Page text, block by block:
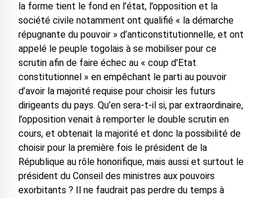
la forme tient le fond en l’état, l’opposition et la
société civile notamment ont qualifié « la démarche
répugnante du pouvoir » d’anticonstitutionnelle, et ont
appelé le peuple togolais à se mobiliser pour ce
scrutin afin de faire échec au « coup d’Etat
constitutionnel » en empêchant le parti au pouvoir
d’avoir la majorité requise pour choisir les futurs
dirigeants du pays. Qu’en sera-t-il si, par extraordinaire,
l’opposition venait à remporter le double scrutin en
cours, et obtenait la majorité et donc la possibilité de
choisir pour la première fois le président de la
République au rôle honorifique, mais aussi et surtout le
président du Conseil des ministres aux pouvoirs
exorbitants ? Il ne faudrait pas perdre du temps à